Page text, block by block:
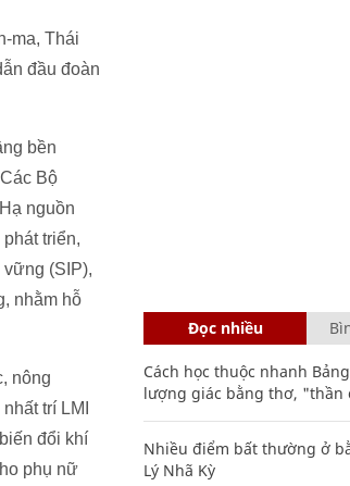
ma, Thái
đầu đoàn
bền
Bộ
nguồn
triển,
(SIP),
nhằm hỗ
nông
trí LMI
đổi khí
phụ nữ
Đọc nhiều
Cách học thuộc nhanh
lượng giác bằng thơ, "thần
Nhiều điểm bất thường ở
Lý Nhã Kỳ